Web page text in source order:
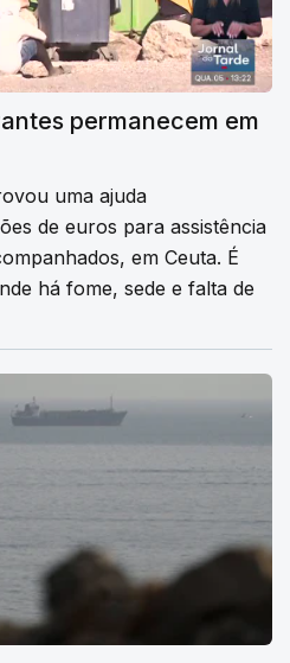
permanecem em
uma ajuda
de euros para assistência
em Ceuta. É
há fome, sede e falta de